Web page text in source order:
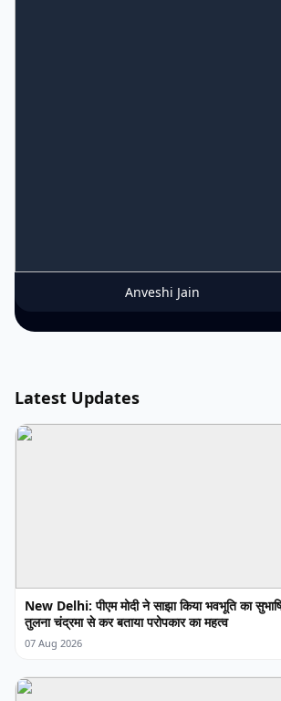
Anveshi Jain
Latest Updates
New Delhi: पीएम मोदी ने साझा किया भवभूति का
तुलना चंद्रमा से कर बताया परोपकार का महत्व
07 Aug 2026